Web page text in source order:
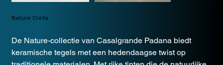
Nature Creta
De Nature-collectie van Casalgrande Padana biedt
keramische tegels met een hedendaagse twist op